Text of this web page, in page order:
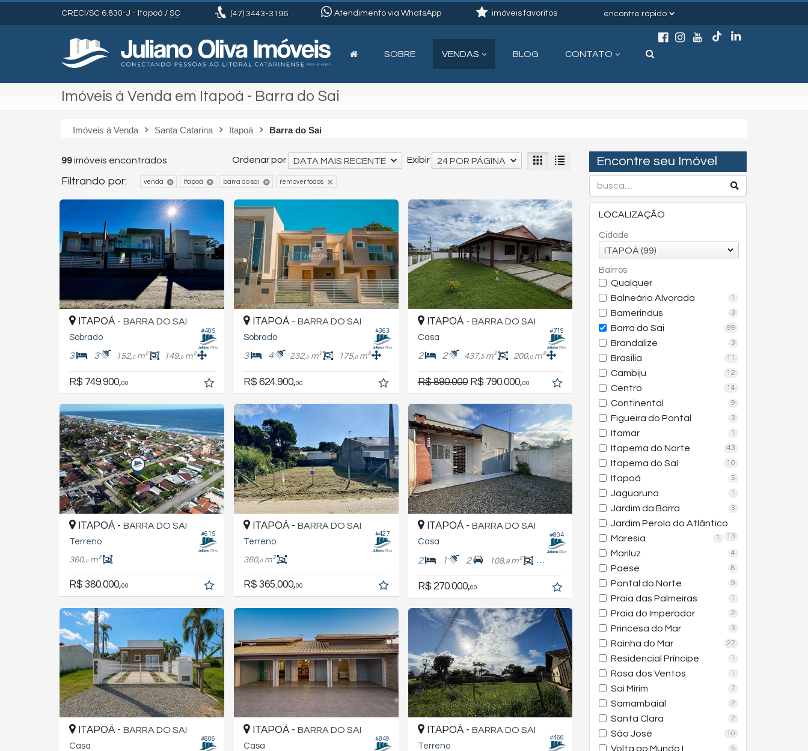
CRECI/SC 6.830-J - Itapoá / SC (47)3443-3196 Atendimento via WhatsApp encontre rápido
imóveis favoritos
SOBRE VENDAS BLOG CONTATO
Imóveis à Venda em Itapoá - Barra do Sai
Imóveis à Venda Santa Catarina Itapoá Barra do Sai
Encontre seu Imóvel
LOCALIZAÇÃO
Cidade
ITAPOÁ (99)
Bairros
Qualquer
Balneário Alvorada
1
Bamerindus 3
Barra do Sai 99
Brandalize 3
Brasilia 11
Cambiju 12
Centro 14
Continental 9
Figueira do Pontal 3
Itamar 1
Itapema do Norte 43
Itapema do Saí 10
Itapoá 5
Jaguaruna 1
Jardim da Barra 3
Jardim Perola do Atlântico
13
Maresia 1
Mariluz 4
Paese 8
Pontal do Norte 9
Praia das Palmeiras 1
Praia do Imperador 2
Princesa do Mar 3
Rainha do Mar 27
Residencial Príncipe 1
Rosa dos Ventos 1
Sai Mirim 7
Samambaial 2
Santa Clara 2
São José 10
Volta ao Mundo I 5
99imóveis encontrados Exibir 24 POR PÁGINA
Ordenar por DATA MAIS RECENTE
Filtrando por: venda itapoá barra do sai remover todos
#405
ITAPOÁ - BARRA DO SAI
Sobrado
3 3 152,0m² 149,0m²
R$ 749.900,00
#363
ITAPOÁ - BARRA DO SAI
Sobrado
3 4 232,0m² 175,0m²
R$ 624.900,00
#719
ITAPOÁ - BARRA DO SAI
Casa
2 2 437,5m² 200,0m²
R$ 890.000 R$ 790.000,00
#615
ITAPOÁ - BARRA DO SAI
Terreno
360,0m²
R$ 380.000,00
#427
ITAPOÁ - BARRA DO SAI
Terreno
360,0m²
R$ 365.000,00
#804
ITAPOÁ - BARRA DO SAI
Casa
2 1 2 108,9m² 53,
R$ 270.000,00
#806
ITAPOÁ - BARRA DO SAI
Casa
#849
ITAPOÁ - BARRA DO SAI
Casa
#466
ITAPOÁ - BARRA DO SAI
Terreno